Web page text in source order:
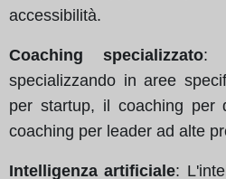
accessibilità.
Coaching specializzato:
specializzando in aree
per startup, il coaching per
coaching per leader ad alte
Intelligenza artificiale: